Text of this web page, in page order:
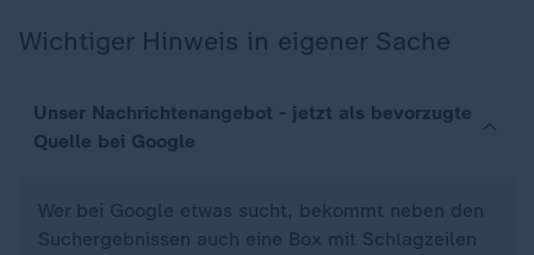
Wichtiger Hinweis in eigener Sache
Unser Nachrichtenangebot - jetzt als bevorzugte
Quelle bei Google
Wer bei Google etwas sucht, bekommt neben den
Suchergebnissen auch eine Box mit Schlagzeilen